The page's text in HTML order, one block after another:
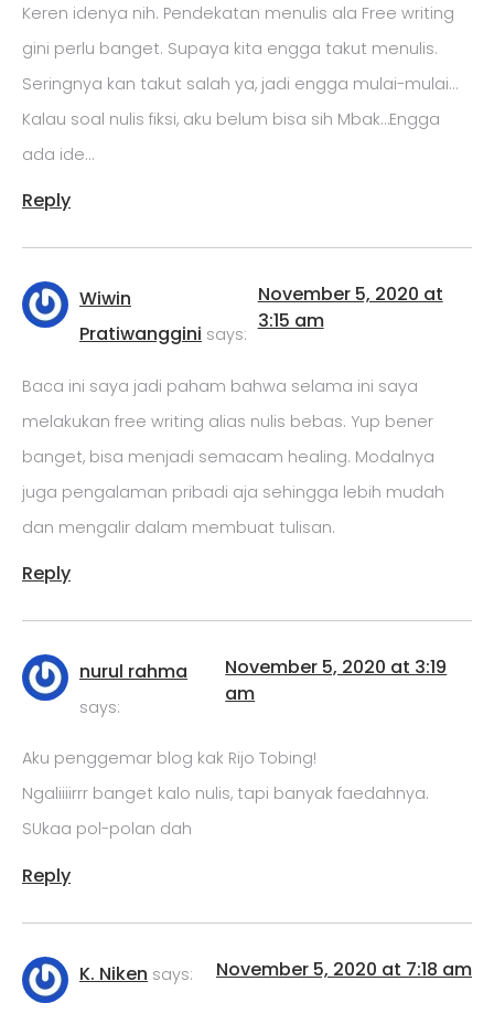
Keren idenya nih. Pendekatan menulis ala Free writing
gini perlu banget. Supaya kita engga takut menulis.
Seringnya kan takut salah ya, jadi engga mulai-mulai…
Kalau soal nulis fiksi, aku belum bisa sih Mbak…Engga
ada ide…
Reply
Wiwin
Pratiwanggini says:
November 5, 2020 at
3:15 am
Baca ini saya jadi paham bahwa selama ini saya
melakukan free writing alias nulis bebas. Yup bener
banget, bisa menjadi semacam healing. Modalnya
juga pengalaman pribadi aja sehingga lebih mudah
dan mengalir dalam membuat tulisan.
Reply
nurul rahma
says:
November 5, 2020 at 3:19
am
Aku penggemar blog kak Rijo Tobing!
Ngaliiiirrr banget kalo nulis, tapi banyak faedahnya.
SUkaa pol-polan dah
Reply
K. Niken says: November 5, 2020 at 7:18 am